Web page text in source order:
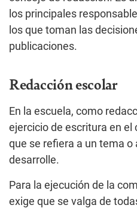
los principales
los que toman las
publicaciones.
Redacción escolar
En la escuela, como
ejercicio de escritura en el
que se refiera a un tema
desarrolle.
Para la ejecución de la
exige que se valga de